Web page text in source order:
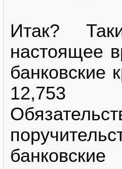
Итак?
настоящее
банковские
12,753